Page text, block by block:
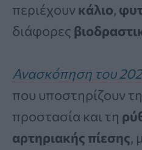
περιέχουν κάλιο,
διάφορες
Ανασκόπηση του
που υποστηρίζουν
προστασία και τη
αρτηριακής πίεσης,